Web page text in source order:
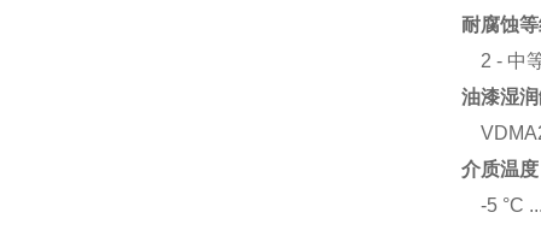
耐腐蚀
2 - 中
油漆湿
介质温度
-5 °C